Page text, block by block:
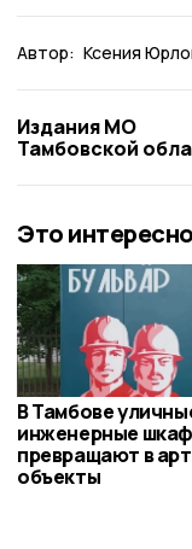
Автор: Ксения
Издания МО
Тамбовской
Это интересно
В Тамбове
инженерные
превращают в
объекты